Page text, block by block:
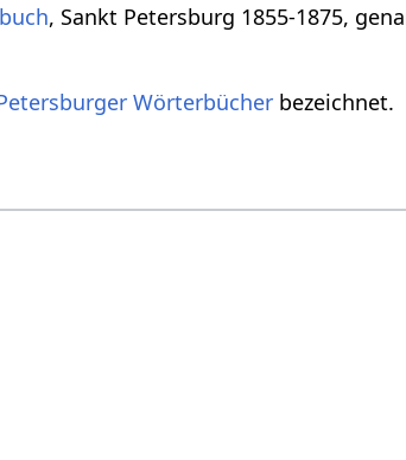
, Sankt Petersburg 1855-1875,
Wörterbücher bezeichnet.